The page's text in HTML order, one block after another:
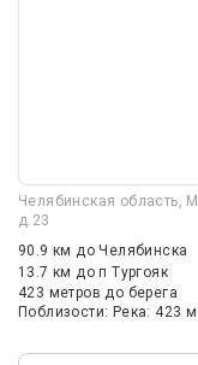
Челябинская область,
д.23
90.9 кмдо Челябинска
13.7 кмдо п Тургояк
423 метров до берега
Поблизости: Река: 423 м